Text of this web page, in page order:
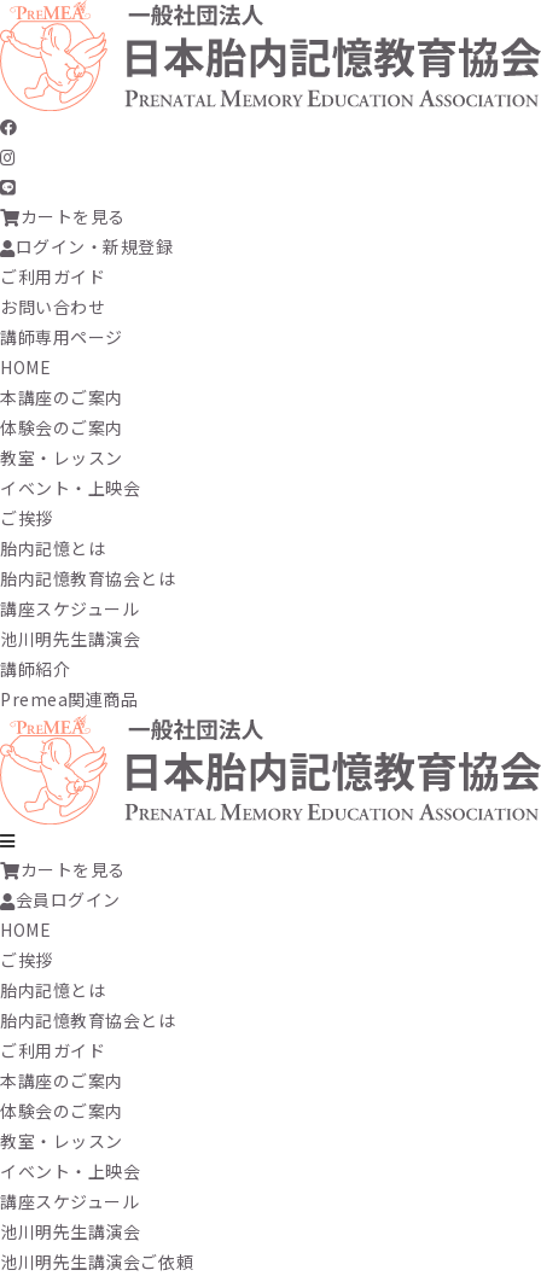
カートを見る
ログイン・新規登録
ご利用ガイド
お問い合わせ
講師専用ページ
HOME
本講座のご案内
体験会のご案内
教室・レッスン
イベント・上映会
ご挨拶
胎内記憶とは
胎内記憶教育協会とは
講座スケジュール
池川明先生講演会
講師紹介
Premea関連商品
カートを見る
会員ログイン
HOME
ご挨拶
胎内記憶とは
胎内記憶教育協会とは
ご利用ガイド
本講座のご案内
体験会のご案内
教室・レッスン
イベント・上映会
講座スケジュール
池川明先生講演会
池川明先生講演会ご依頼